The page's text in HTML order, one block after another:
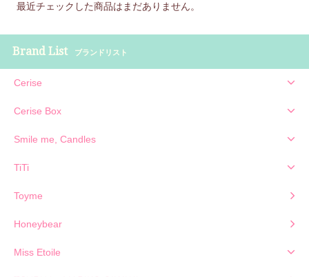
最近チェックした商品はまだありません。
Brand List ブランドリスト
Cerise
Cerise Box
Smile me, Candles
TiTi
Toyme
Honeybear
Miss Etoile